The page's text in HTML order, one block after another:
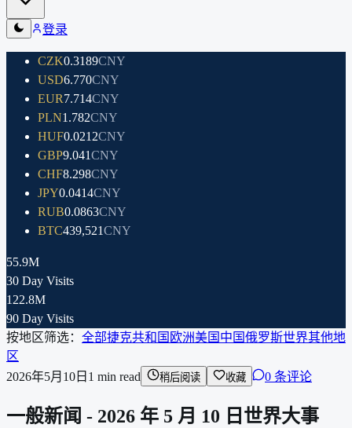
登录
CZK0.3189CNY
USD6.770CNY
EUR7.714CNY
PLN1.782CNY
HUF0.0212CNY
GBP9.041CNY
CHF8.298CNY
JPY0.0414CNY
RUB0.0863CNY
BTC439,521CNY
55.9M
30 Day Visits
122.8M
90 Day Visits
按地区筛选： 全部捷克共和国 欧洲美国 中国俄罗斯世界其他地
区
2026年5月10日 1 min read 稍后阅读 收藏 0 条评论
一般新闻 - 2026 年 5 月 10 日世界大事